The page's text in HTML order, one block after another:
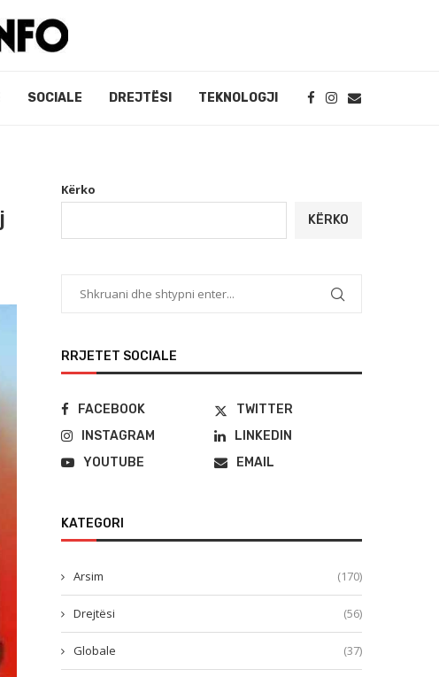
SOCIALE DREJTËSI TEKNOLOGJI
Kërko
KËRKO
RRJETET SOCIALE
FACEBOOK
TWITTER
INSTAGRAM
LINKEDIN
YOUTUBE
EMAIL
KATEGORI
Arsim (170)
Drejtësi (56)
Globale (37)